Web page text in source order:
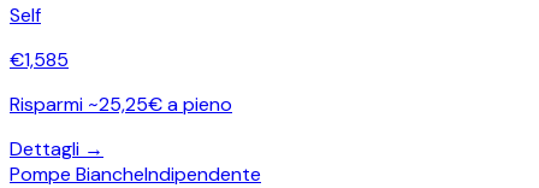
Self
€1,585
Risparmi ~25,25€ a pieno
Dettagli →
Pompe BiancheIndipendente